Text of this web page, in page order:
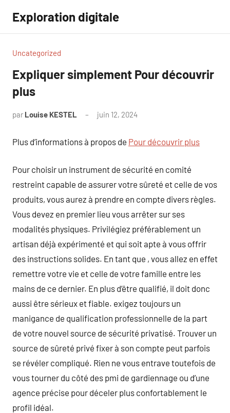
contenu
Exploration digitale
Uncategorized
Expliquer simplement Pour découvrir
plus
par Louise KESTEL juin 12, 2024
Plus d’informations à propos de Pour découvrir plus
Pour choisir un instrument de sécurité en comité
restreint capable de assurer votre sûreté et celle de vos
produits, vous aurez à prendre en compte divers règles.
Vous devez en premier lieu vous arrêter sur ses
modalités physiques. Privilégiez préférablement un
artisan déjà expérimenté et qui soit apte à vous offrir
des instructions solides. En tant que , vous allez en effet
remettre votre vie et celle de votre famille entre les
mains de ce dernier. En plus d’être qualifié, il doit donc
aussi être sérieux et fiable. exigez toujours un
manigance de qualification professionnelle de la part
de votre nouvel source de sécurité privatisé. Trouver un
source de sûreté privé fixer à son compte peut parfois
se révéler compliqué. Rien ne vous entrave toutefois de
vous tourner du côté des pmi de gardiennage ou d’une
agence précise pour déceler plus confortablement le
profil idéal.